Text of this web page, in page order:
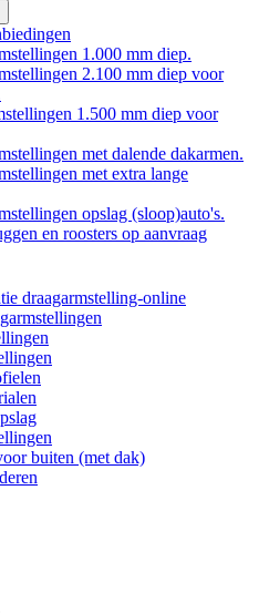
1.000 mm diep.
2.100 mm diep voor
1.500 mm diep voor
met dalende dakarmen.
met extra lange
opslag (sloop)auto's.
en roosters op aanvraag
draagarmstelling-online
buiten (met dak)